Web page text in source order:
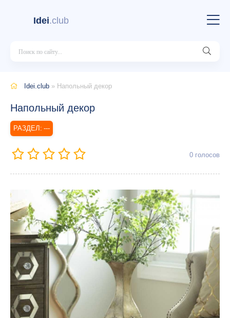
Idei.club
Idei.club » Напольный декор
Напольный декор
---
0 голосов